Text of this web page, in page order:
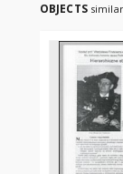
OBJECTS similar